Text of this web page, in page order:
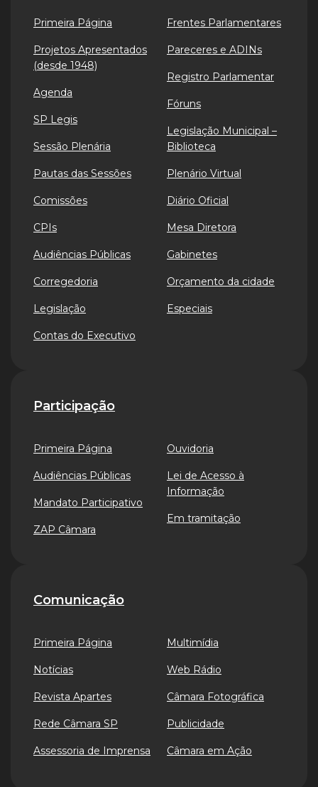
Primeira Página
Projetos Apresentados
(desde 1948)
Agenda
SP Legis
Sessão Plenária
Pautas das Sessões
Comissões
CPIs
Audiências Públicas
Corregedoria
Legislação
Contas do Executivo
Frentes Parlamentares
Pareceres e ADINs
Registro Parlamentar
Fóruns
Legislação Municipal –
Biblioteca
Plenário Virtual
Diário Oficial
Mesa Diretora
Gabinetes
Orçamento da cidade
Especiais
Participação
Primeira Página
Audiências Públicas
Mandato Participativo
ZAP Câmara
Ouvidoria
Lei de Acesso à
Informação
Em tramitação
Comunicação
Primeira Página
Notícias
Revista Apartes
Rede Câmara SP
Assessoria de Imprensa
Multimídia
Web Rádio
Câmara Fotográfica
Publicidade
Câmara em Ação